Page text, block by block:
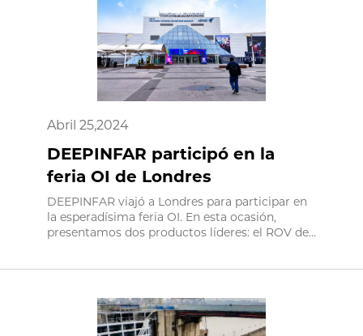
Abril 25,2024
DEEPINFAR participó en la
feria OI de Londres
DEEPINFAR viajó a Londres para participar en
la esperadísima feria OI. En esta ocasión,
presentamos dos productos líderes: el ROV de
mostrar al mundo la innovación de
DEEPINFAR en el campo de los ROV.